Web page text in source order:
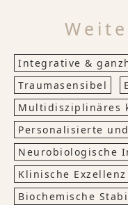
Integrative &
Traumasensibel
Multidisziplinäres
Personalisierte
Neurobiologische
Klinische Exzellenz
Biochemische